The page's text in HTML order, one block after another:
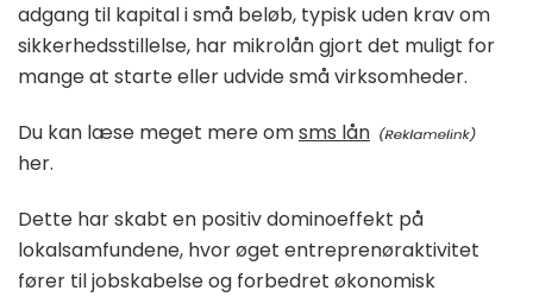
adgang til kapital i små beløb, typisk uden krav om
sikkerhedsstillelse, har mikrolån gjort det muligt for
mange at starte eller udvide små virksomheder.
Du kan læse meget mere omsms lån
her.
Dette har skabt en positiv dominoeffekt på
lokalsamfundene, hvor øget entreprenøraktivitet
fører til jobskabelse og forbedret økonomisk